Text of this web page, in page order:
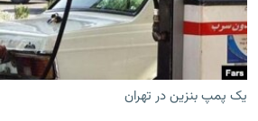
زبان‌های دیگر
یک پمپ بنزین در تهران